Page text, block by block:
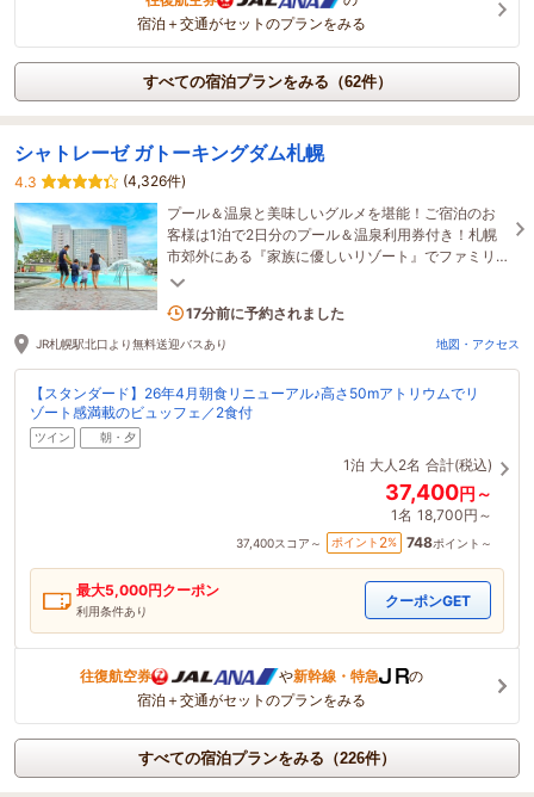
宿泊＋交通がセットのプランをみる
すべての宿泊プランをみる（62件）
シャトレーゼ ガトーキングダム札幌
4.3
(4,326件)
プール＆温泉と美味しいグルメを堪能！ご宿泊のお
客様は1泊で2日分のプール＆温泉利用券付き！札幌
市郊外にある『家族に優しいリゾート』でファミリ
ー旅行を応援！お得なプランも要Check！
17分前に予約されました
JR札幌駅北口より無料送迎バスあり 地図・アクセス
【スタンダード】26年4月朝食リニューアル♪高さ50mアトリウムでリ
ゾート感満載のビュッフェ／2食付
ツイン 朝・夕
1泊 大人2名 合計(税込)
37,400円～
1名 18,700円～
37,400スコア～ ポイント 2% 748ポイント～
最大5,000円クーポン
利用条件あり
クーポンGET
往復航空券 や新幹線・特急
の
宿泊＋交通がセットのプランをみる
すべての宿泊プランをみる（226件）